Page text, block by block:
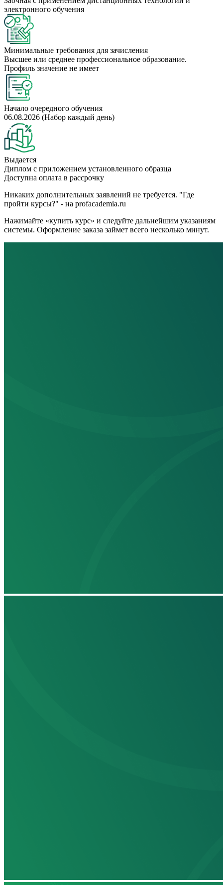
электронного обучения
Минимальные требования для зачисления
Высшее или среднее профессиональное образование.
Профиль значение не имеет
Начало очередного обучения
06.08.2026 (Набор каждый день)
Выдается
Диплом с приложением установленного образца
Доступна оплата в рассрочку
Никаких дополнительных заявлений не требуется. "Где
пройти курсы?" - на profacademia.ru
Нажимайте «купить курс» и следуйте дальнейшим указаниям
системы. Оформление заказа займет всего несколько минут.